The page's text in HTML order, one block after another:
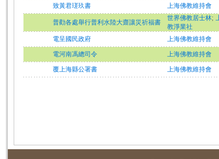
致黃君瑳玖書 上海佛教維持會
普勸各處舉行普利水陸大齋讓災祈福書
世界佛教居士林;
教淨業社
電呈國民政府
上海佛教維持會
電河南馮總司令 上海佛教維持會
覆上海縣公署書 上海佛教維持會